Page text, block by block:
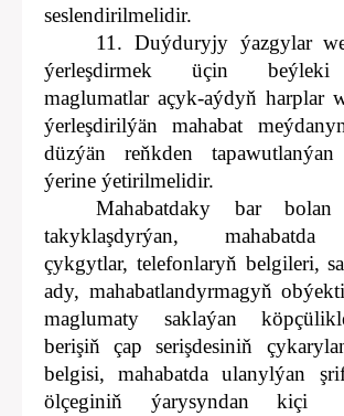
seslendirilmelidir.
11. Duýduryjy ýazgylar
ýerleşdirmek üçin beýleki
maglumatlar açyk-aýdyň harplar
ýerleşdirilýän mahabat
düzýän reňkden
ýerine ýetirilmelidir.
Mahabatdaky bar bolan
takyklaşdyrýan, mahabatda
çykgytlar, telefonlaryň belgileri,
ady, mahabatlandyrmagyň
maglumaty saklaýan
berişiň çap serişdesiniň
belgisi, mahabatda ulanylýan
ölçeginiň ýarysyndan kiçi